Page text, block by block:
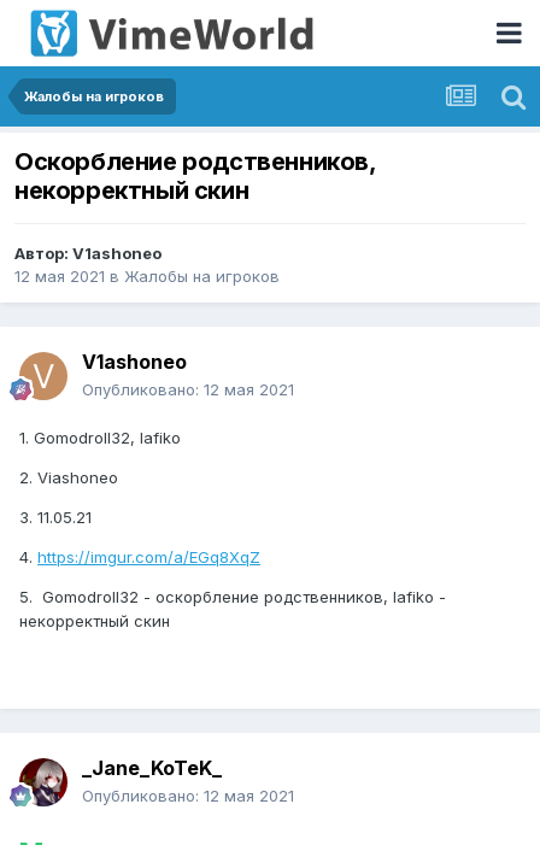
Жалобы на игроков
Оскорбление родственников,
некорректный скин
Автор: V1ashoneo
12 мая 2021 в Жалобы на игроков
V1ashoneo
Опубликовано: 12 мая 2021
1. Gomodroll32, lafiko
2. Viashoneo
3. 11.05.21
4. https://imgur.com/a/EGq8XqZ
5. Gomodroll32 - оскорбление родственников, lafiko -
некорректный скин
_Jane_KoTeK_
Опубликовано: 12 мая 2021